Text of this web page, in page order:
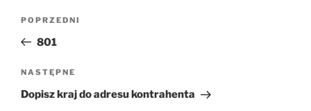
Poprzedni
wpis
POPRZEDNI
801
Następny
wpis
NASTĘPNE
Dopisz kraj do adresu kontrahenta